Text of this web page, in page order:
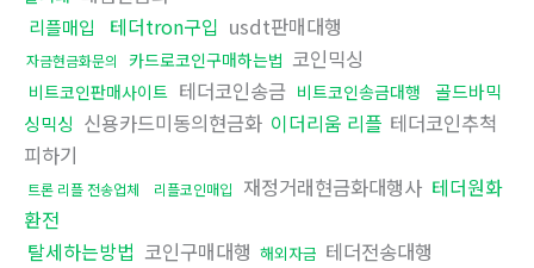
리플매입 테더tron구입 usdt판매대행
자금현금화문의 카드로코인구매하는법 코인믹싱
비트코인판매사이트 테더코인송금 비트코인송금대행
골드바믹
싱믹싱 신용카드미동의현금화 이더리움 리플 테더코인추척
피하기
트론 리플 전송업체 리플코인매입 재정거래현금화대행사 테더원화
환전
탈세하는방법 코인구매대행 해외자금 테더전송대행